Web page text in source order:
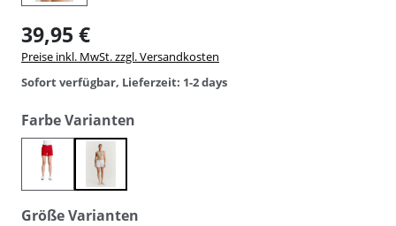
39,95 €
Preise inkl. MwSt. zzgl. Versandkosten
Sofort verfügbar, Lieferzeit: 1-2 days
Farbe Varianten
poppy redwhite
Größe Varianten